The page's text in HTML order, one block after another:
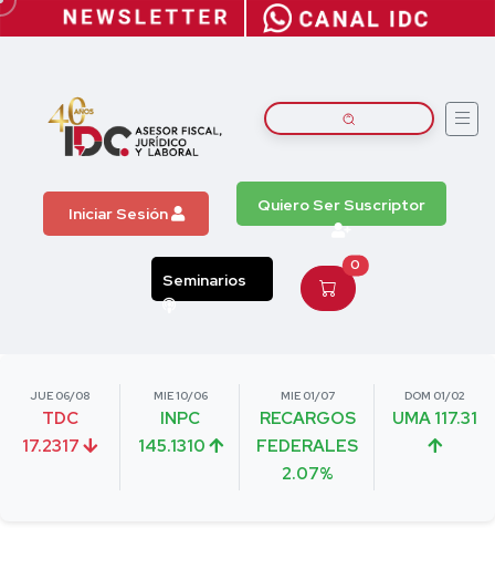
Iniciar Sesión Quiero Ser Suscriptor
Seminarios
0
JUE 06/08
TDC
17.2317
MIE 10/06
INPC
145.1310
MIE 01/07
RECARGOS
FEDERALES
2.07%
DOM 01/02
UMA 117.31